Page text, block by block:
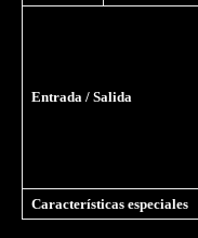
Entrada / Salida
Características especiales